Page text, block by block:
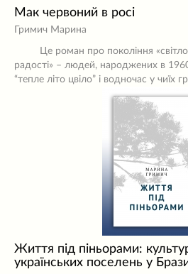
Мак червоний в росі
Гримич Марина
Це роман про покоління
радості» – людей, народжених в
“тепле літо цвіло” і водночас у чиїх
Життя під піньорами:
українських поселень у